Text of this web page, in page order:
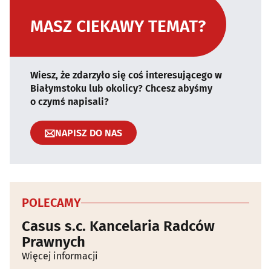
MASZ CIEKAWY TEMAT?
Wiesz, że zdarzyło się coś interesującego w
Białymstoku lub okolicy? Chcesz abyśmy
o czymś napisali?
NAPISZ DO NAS
POLECAMY
Casus s.c. Kancelaria Radców
Prawnych
Więcej informacji